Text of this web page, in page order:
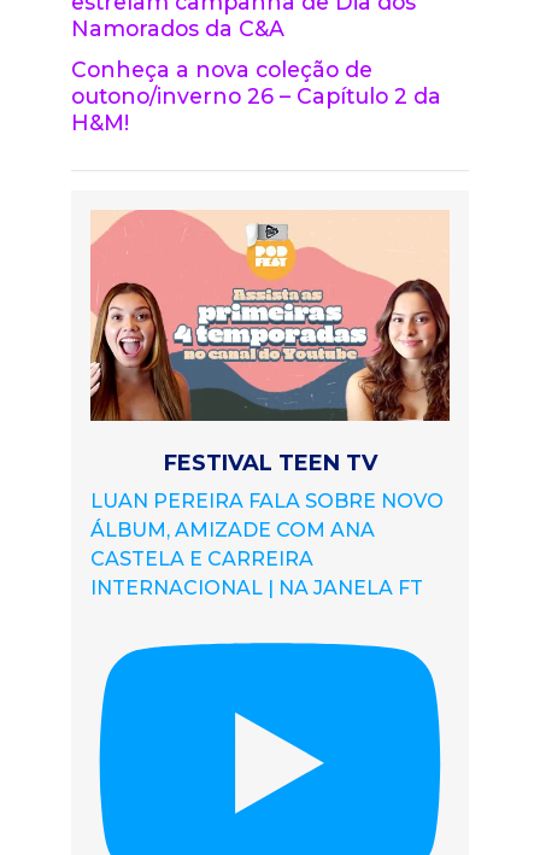
Namorados da C&A
Conheça a nova coleção de
outono/inverno 26 – Capítulo 2 da
H&M!
FESTIVAL TEEN TV
LUAN PEREIRA FALA SOBRE NOVO
ÁLBUM, AMIZADE COM ANA
CASTELA E CARREIRA
INTERNACIONAL | NA JANELA FT